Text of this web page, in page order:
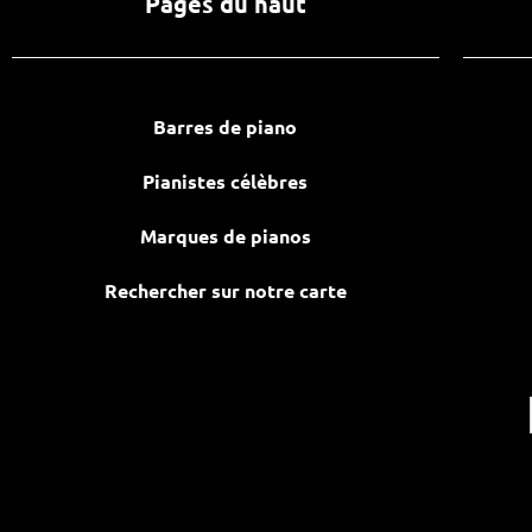
Barres de piano
Pianistes célèbres
Marques de pianos
Rechercher sur notre carte